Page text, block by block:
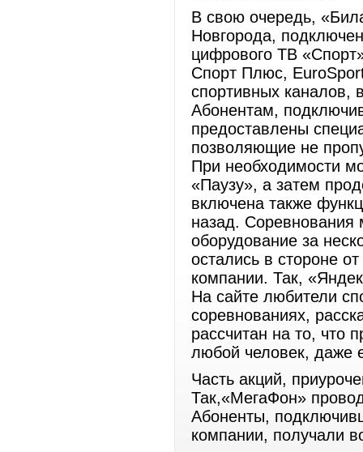
В свою очередь,
Новгорода,
цифрового ТВ
Спорт Плюс,
спортивных каналов,
Абонентам,
предоставлены
позволяющие не
При необходимости
«Паузу», а затем
включена также
назад. Соревнования
оборудование за
остались в стороне
компании. Так,
На сайте любители
соревнованиях,
рассчитан на то, что
любой человек, даже
Часть акций,
Так,«МегаФон»
Абоненты,
компании, получали